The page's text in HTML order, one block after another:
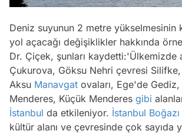
Deniz suyunun 2 metre yükselmesinin
yol açacağı değişiklikler hakkında
Dr. Çiçek, şunları kaydetti:'Ülkemizde
Çukurova, Göksu Nehri çevresi Silifke,
Aksu Manavgat ovaları, Ege'de
Menderes, Küçük Menderes gibi
İstanbul da etkileniyor. İstanbul Boğazı
kültür alanı ve çevresinde çok sayıda